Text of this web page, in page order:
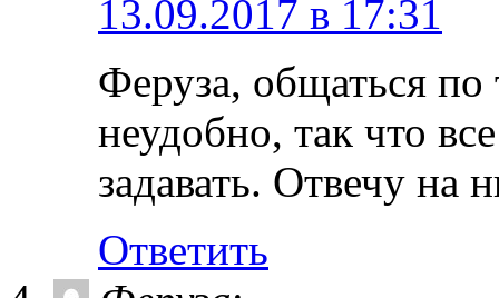
13.09.2017 в 17:31
Феруза, общаться по
неудобно, так что
задавать. Отвечу на
Ответить